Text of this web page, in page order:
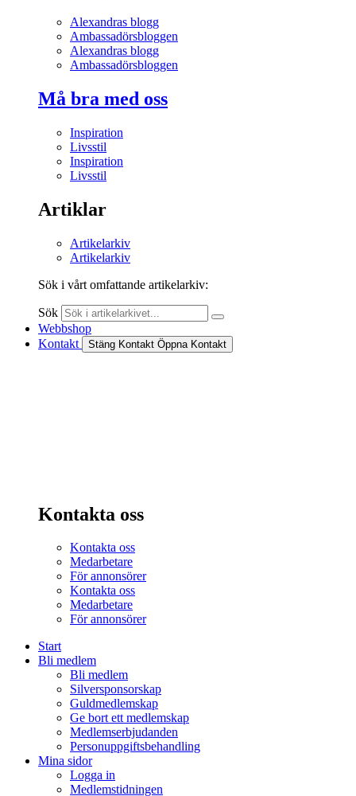
Alexandras blogg
Ambassadörsbloggen
Alexandras blogg
Ambassadörsbloggen
Må bra med oss
Inspiration
Livsstil
Inspiration
Livsstil
Artiklar
Artikelarkiv
Artikelarkiv
Sök i vårt omfattande artikelarkiv:
Sök
Webbshop
Kontakt
Stäng Kontakt Öppna Kontakt
Kontakta oss
Kontakta oss
Medarbetare
För annonsörer
Kontakta oss
Medarbetare
För annonsörer
Start
Bli medlem
Bli medlem
Silversponsorskap
Guldmedlemskap
Ge bort ett medlemskap
Medlemserbjudanden
Personuppgiftsbehandling
Mina sidor
Logga in
Medlemstidningen